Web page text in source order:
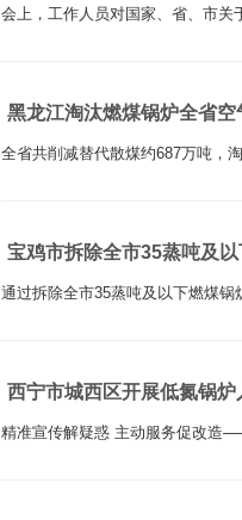
会上，工作人员对国家、省、市关
黑龙江淘汰燃煤锅炉全省空
全省共削减替代散煤约687万吨，
宝鸡市拆除全市35蒸吨及
通过拆除全市35蒸吨及以下燃煤锅
西宁市城西区开展低氮锅炉
精准宣传解疑惑 主动服务促改造